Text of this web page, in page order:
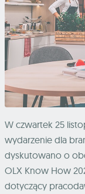
W czwartek 25
wydarzenie dla
dyskutowano o
OLX Know How
dotyczący